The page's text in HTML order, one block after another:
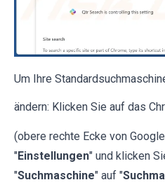
Um Ihre
ändern: Klicken Sie auf das
(obere rechte Ecke von
"Einstellungen" und klicken
"Suchmaschine" auf "